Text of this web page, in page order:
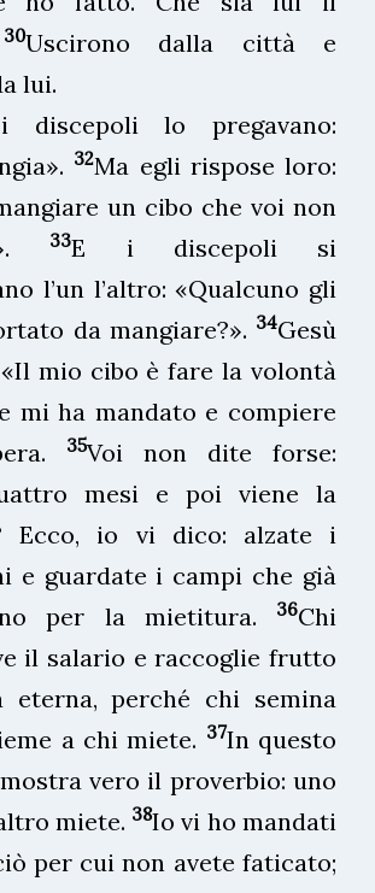
30Uscirono dalla città e
lui.
discepoli lo pregavano:
32Ma egli rispose loro:
un cibo che voi non
33E i discepoli si
l’un l’altro: «Qualcuno gli
da mangiare?». 34Gesù
mio cibo è fare la volontà
mi ha mandato e compiere
35Voi non dite forse:
mesi e poi viene la
Ecco, io vi dico: alzate i
e guardate i campi che già
per la mietitura.
36Chi
il salario e raccoglie frutto
perché chi semina
a chi miete. 37In questo
vero il proverbio: uno
miete. 38Io vi ho mandati
per cui non avete faticato;